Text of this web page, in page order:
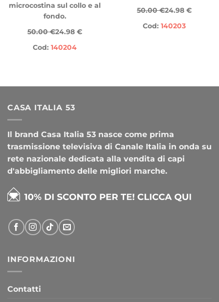
microcostina sul collo e al
fondo.
50.00 €24.98 €
Cod: 140204
50.00 €24.98 €
Cod: 140203
CASA ITALIA 53
Il brand Casa Italia 53 nasce come prima
trasmissione televisiva di Canale Italia in onda su
rete nazionale dedicata alla vendita di capi
d'abbigliamento delle migliori marche.
INFORMAZIONI
Contatti